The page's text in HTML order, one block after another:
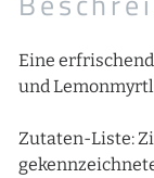
Eine
und
Zutaten-Liste: